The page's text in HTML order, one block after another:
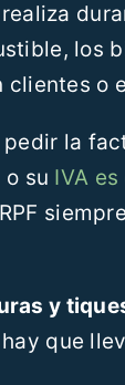
los
o
la
su IVA
y
que